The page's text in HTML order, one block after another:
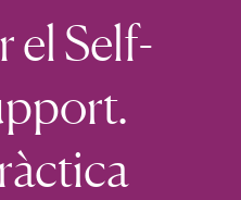
el Self-